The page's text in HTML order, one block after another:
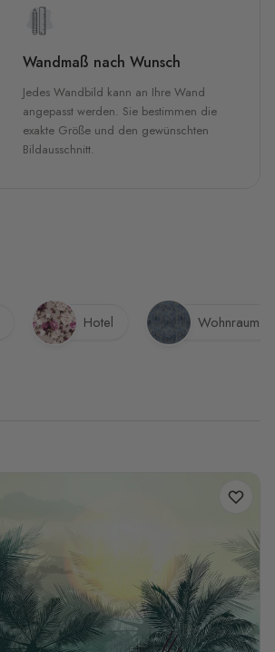
Wandmaß nach Wunsch
Jedes Wandbild kann an Ihre Wand
angepasst werden. Sie bestimmen die
exakte Größe und den gewünschten
Bildausschnitt.
Hotel Wohnraum